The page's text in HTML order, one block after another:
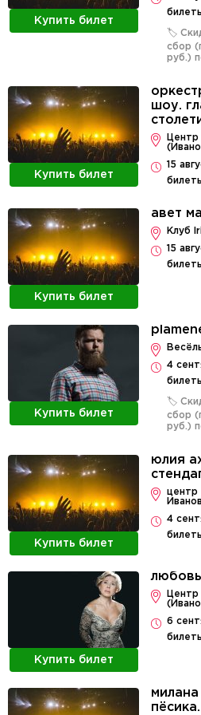
Купить билет
🏷️
сбор
руб.)
Купить билет
шоу.
15
Купить билет
авет
Клуб
15
Купить билет
4
🏷️
сбор
руб.)
Купить билет
юлия
центр
4
Купить билет
6